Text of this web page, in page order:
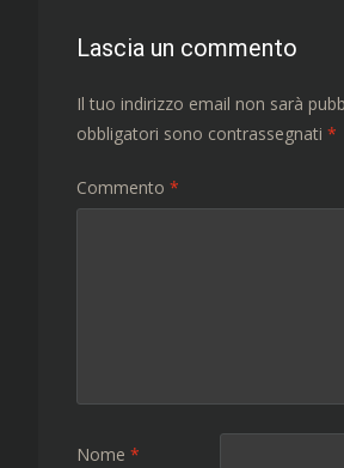
Lascia un commento
Il tuo indirizzo email non sarà
obbligatori sono contrassegnati *
Commento *
Nome *